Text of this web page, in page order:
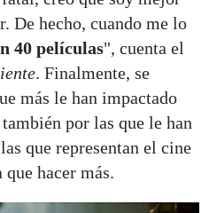
De hecho, cuando me lo
40 películas", cuenta el
. Finalmente, se
más le han impactado
por las que le han
que representan el cine
que hacer más.